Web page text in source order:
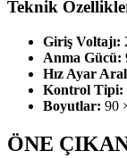
Teknik
Giriş Voltajı:
Anma Gücü:
Hız Ayar
Kontrol Tipi:
Boyutlar: 90
ÖNE